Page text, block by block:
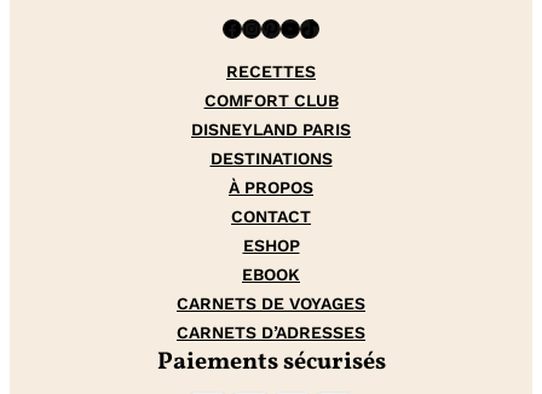
Facebook InstagramPinterest YouTube TikTok
RECETTES
COMFORT CLUB
DISNEYLAND PARIS
DESTINATIONS
À PROPOS
CONTACT
ESHOP
EBOOK
CARNETS DE VOYAGES
CARNETS D’ADRESSES
Paiements sécurisés